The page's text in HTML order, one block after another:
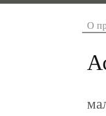
О